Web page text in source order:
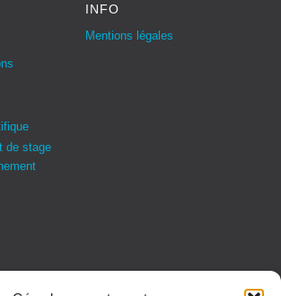
de stage
INFO
Mentions légales